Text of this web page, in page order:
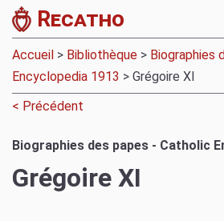
Recatho
Accueil > Bibliothèque > Biographies
Encyclopedia 1913 > Grégoire XI
< Précédent
Biographies des papes - Catholic
Grégoire XI